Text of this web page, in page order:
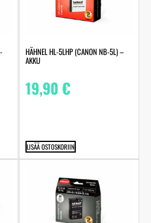
HÄHNEL HL-5LHP (CANON NB-5L) –
AKKU
19,90€
LISÄÄ OSTOSKORIIN